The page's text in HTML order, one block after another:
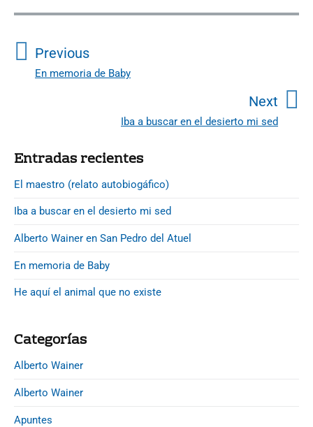
N
a
v
i
ó
n
d
e
e
t
a
d
a
s
Previous
P
i
u
s
o
s
En memoria de Baby
Next
N
Iba a buscar en el desierto mi sed
P
i
m
a
r
S
d
a
r
Entradas recientes
El maestro (relato autobiogáfico)
Iba a buscar en el desierto mi sed
Alberto Wainer en San Pedro del Atuel
En memoria de Baby
He aquí el animal que no existe
Categorías
Alberto Wainer
Alberto Wainer
Apuntes